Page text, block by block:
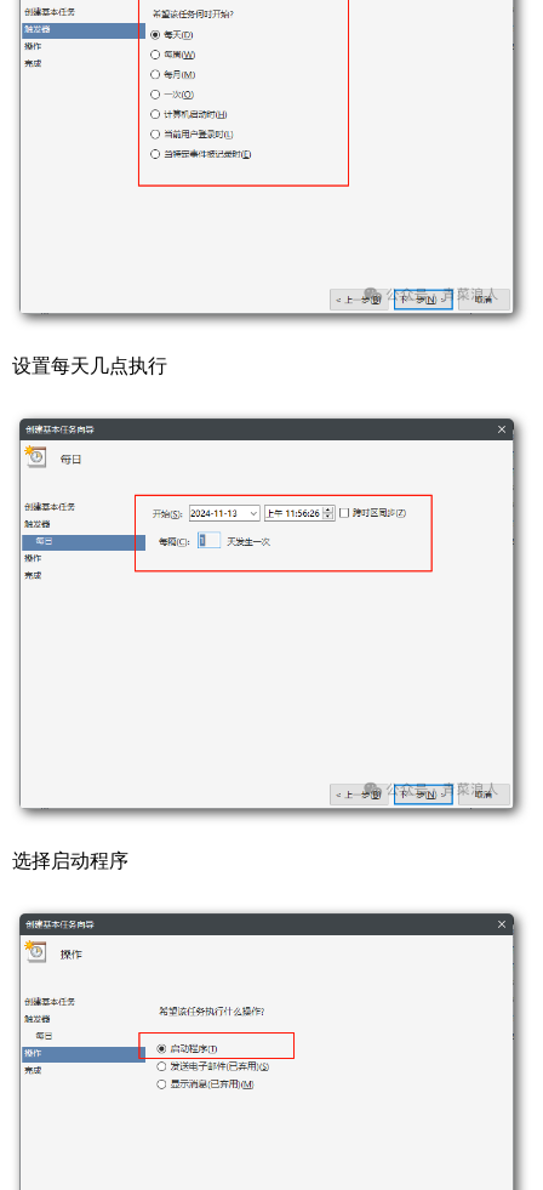
设置每天几点执行
选择启动程序